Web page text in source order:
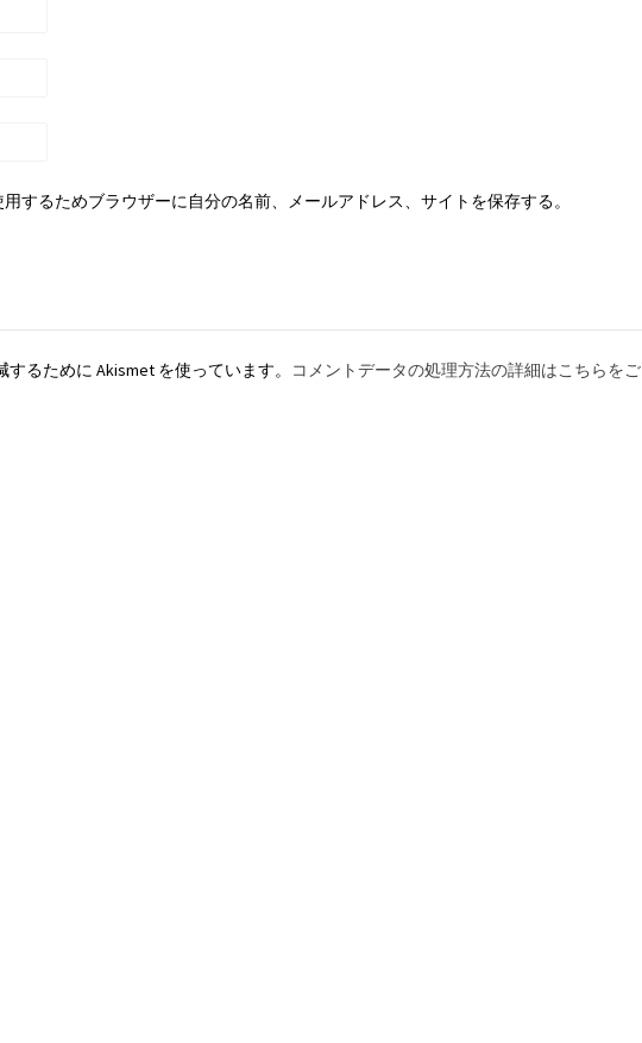
するためブラウザーに自分の名前、メールアドレス、サイトを保存する。
るために Akismet を使っています。
コメントデータの処理方法の詳細はこちらをご